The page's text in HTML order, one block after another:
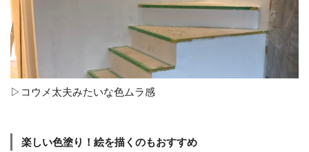
▷コウメ太夫みたいな色ムラ感
楽しい色塗り！絵を描くのもおすすめ